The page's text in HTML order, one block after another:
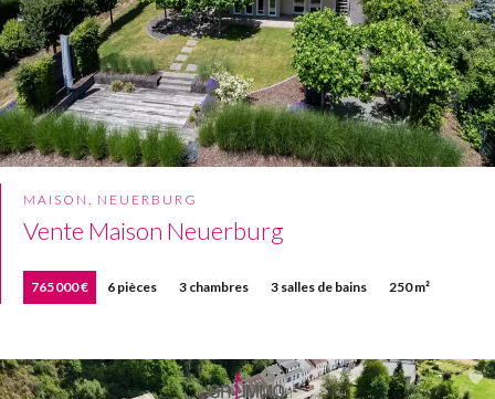
MAISON, NEUERBURG
Vente Maison Neuerburg
765 000 € 6 pièces 3 chambres 3 salles de bains 250 m²